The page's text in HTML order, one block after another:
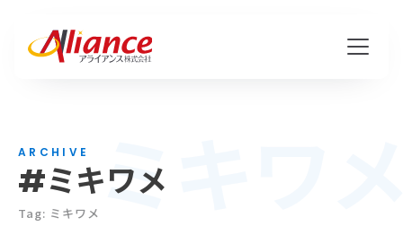
Mission・Vision・Value
会社概要ミキワ
ARCHIVE
#ミキワメ
Tag: ミキワメ